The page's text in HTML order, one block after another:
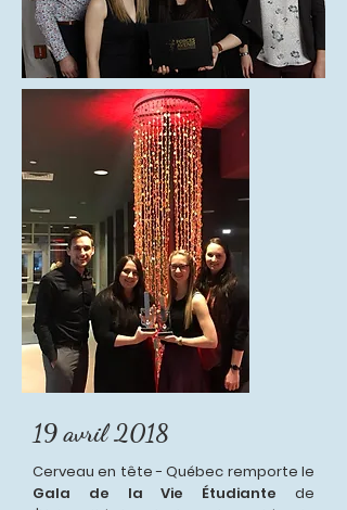
19 avril 2018
Cerveau en tête - Québec remporte le
Gala de la Vie Étudiante de